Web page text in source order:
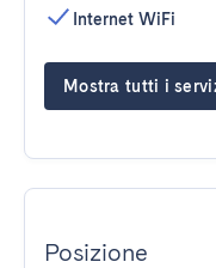
Internet WiFi
Mostra tutti i
Posizione